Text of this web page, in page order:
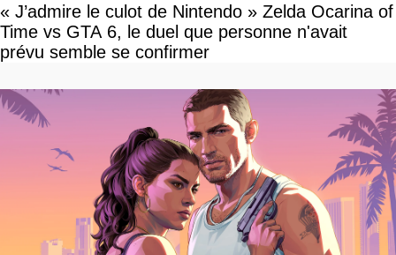
« J’admire le culot de Nintendo » Zelda Ocarina of
Time vs GTA 6, le duel que personne n'avait
prévu semble se confirmer